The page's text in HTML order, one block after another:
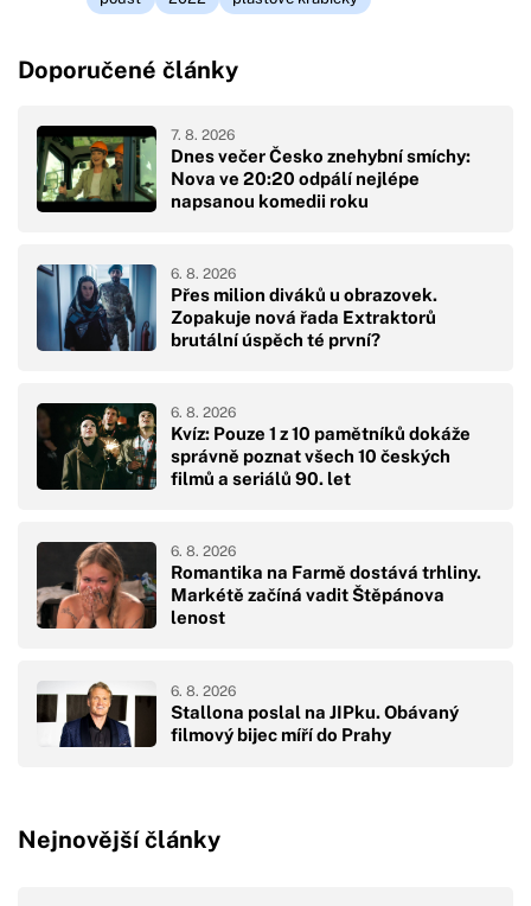
Doporučené články
Dnes večer Česko znehybní smíchy:
Nova ve 20:20 odpálí nejlépe
napsanou komedii roku
7. 8. 2026
Přes milion diváků u obrazovek.
Zopakuje nová řada Extraktorů
brutální úspěch té první?
6. 8. 2026
Kvíz: Pouze 1 z 10 pamětníků dokáže
správně poznat všech 10 českých
filmů a seriálů 90. let
6. 8. 2026
Romantika na Farmě dostává trhliny.
Markétě začíná vadit Štěpánova
lenost
6. 8. 2026
Stallona poslal na JIPku. Obávaný
filmový bijec míří do Prahy
6. 8. 2026
Nejnovější články